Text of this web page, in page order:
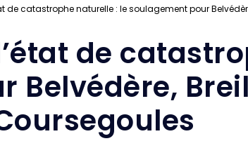
de catastrophe naturelle : le soulagement pour
de
Belvédère,